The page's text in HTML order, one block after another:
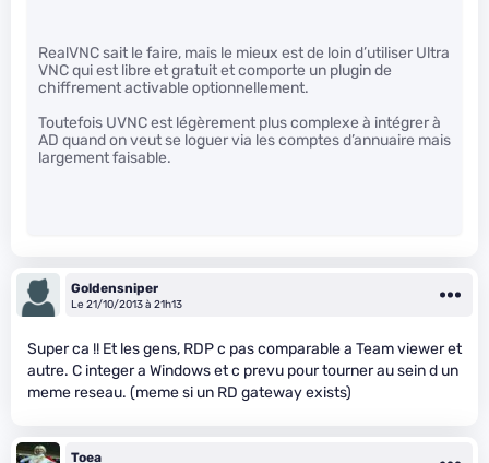
RealVNC sait le faire, mais le mieux est de loin d’utiliser Ultra
VNC qui est libre et gratuit et comporte un plugin de
chiffrement activable optionnellement.
Toutefois UVNC est légèrement plus complexe à intégrer à
AD quand on veut se loguer via les comptes d’annuaire mais
largement faisable.
Goldensniper
Le 21/10/2013 à 21h13
Super ca !! Et les gens, RDP c pas comparable a Team viewer et
autre. C integer a Windows et c prevu pour tourner au sein d un
meme reseau. (meme si un RD gateway exists)
Toea